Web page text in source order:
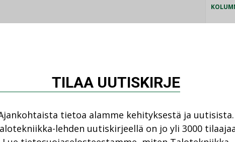
TILAA UUTISKIRJE
tietoa alamme kehityksestä ja uutisista.
lehden uutiskirjeellä on jo yli 3000